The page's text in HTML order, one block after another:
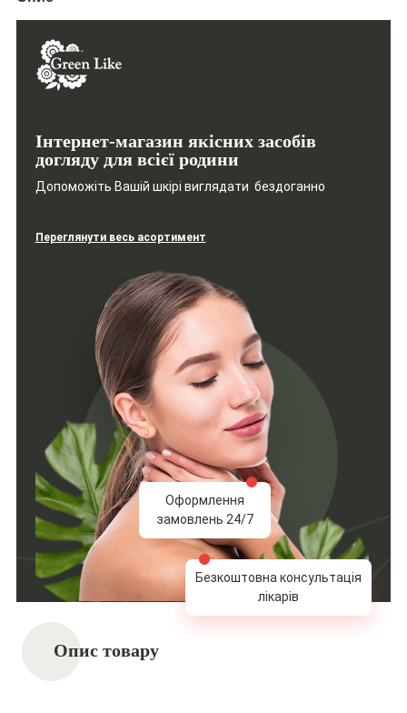
Інтернет-магазин якісних засобів
догляду для всієї родини
Допоможіть Вашій шкірі виглядати бездоганно
Переглянути весь асортимент
Оформлення
замовлень 24/7
Безкоштовна консультація
лікарів
Опис товару